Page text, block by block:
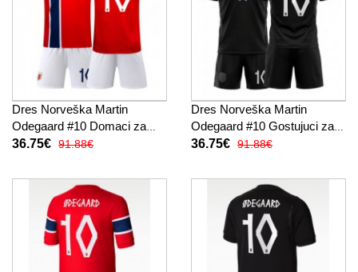
Dres Norveška Martin
Odegaard #10 Domaci za
djecu SP 2026 Kratak Rukav
36.75€ 91.88€
Dres Norveška Martin
Odegaard #10 Gostujuci za
djecu SP 2026 Kratak Rukav
36.75€ 91.88€